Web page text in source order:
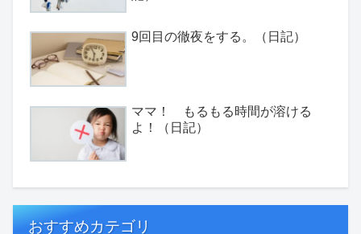
9回目の徹夜をする。（日記）
ママ！ もるもる時間が溶ける
よ！（日記）
おすすめカテゴリ